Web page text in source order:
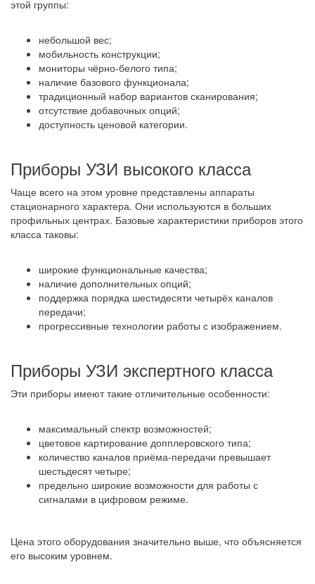
этой группы:
небольшой вес;
мобильность конструкции;
мониторы чёрно-белого типа;
наличие базового функционала;
традиционный набор вариантов сканирования;
отсутствие добавочных опций;
доступность ценовой категории.
Приборы УЗИ высокого класса
Чаще всего на этом уровне представлены аппараты
стационарного характера. Они используются в больших
профильных центрах. Базовые характеристики приборов этого
класса таковы:
широкие функциональные качества;
наличие дополнительных опций;
поддержка порядка шестидесяти четырёх каналов
передачи;
прогрессивные технологии работы с изображением.
Приборы УЗИ экспертного класса
Эти приборы имеют такие отличительные особенности:
максимальный спектр возможностей;
цветовое картирование допплеровского типа;
количество каналов приёма-передачи превышает
шестьдесят четыре;
предельно широкие возможности для работы с
сигналами в цифровом режиме.
Цена этого оборудования значительно выше, что объясняется
его высоким уровнем.